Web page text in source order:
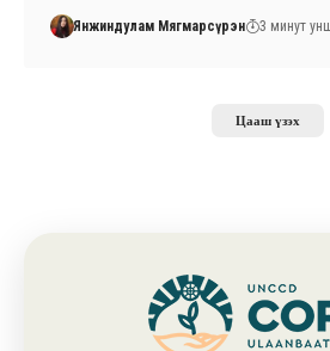
Янжиндулам Мягмарсүрэн 3 минут
Цааш үзэх